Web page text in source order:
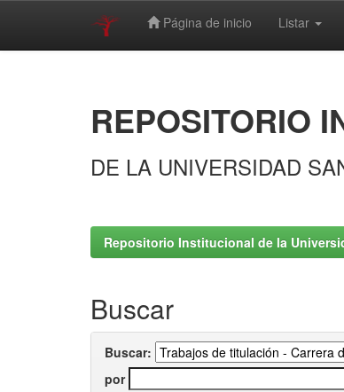
Página de inicio Listar
REPOSITORIO
DE LA UNIVERSIDAD
Repositorio Institucional de la
Buscar
Buscar:
por